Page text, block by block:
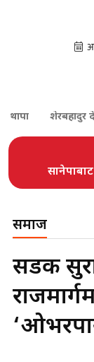
शेरबहादुर देउवा
समाज
सडक